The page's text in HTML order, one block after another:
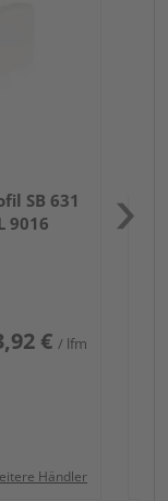
SB 631
9016
€ / lfm
Händler